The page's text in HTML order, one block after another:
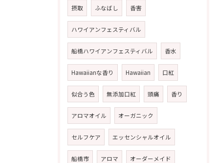
摂取 ふなばし 香害
ハワイアンフェスティバル
船橋ハワイアンフェスティバル 香水
Hawaiianな香り Hawaiian 口紅
似合う色 無添加口紅 頭痛 香り
アロマオイル オーガニック
セルフケア エッセンシャルオイル
船橋市 アロマ オーダーメイド